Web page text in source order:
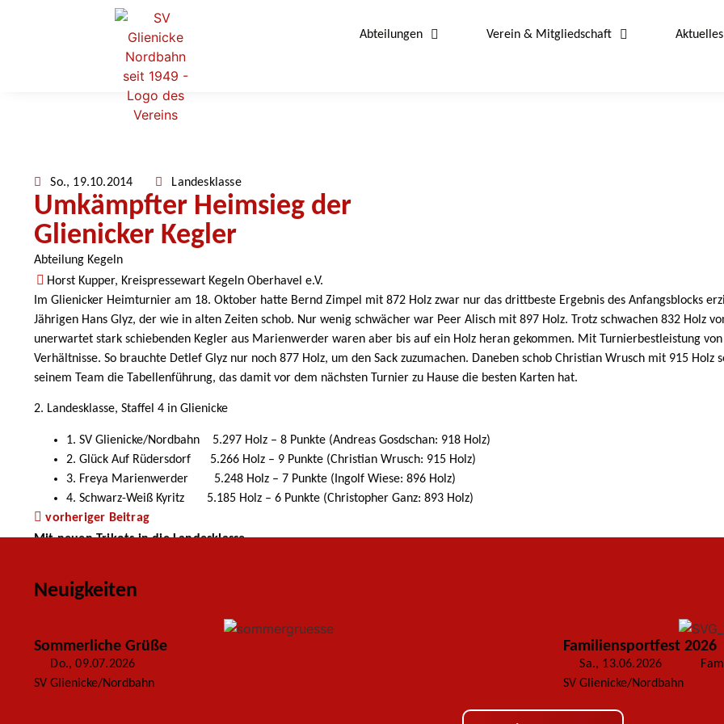
Abteilungen Verein & Mitgliedschaft Aktuelles
So., 19.10.2014 Landesklasse
Umkämpfter Heimsieg der
Glienicker Kegler
Abteilung Kegeln
Horst Kupper, Kreispressewart Kegeln Oberhavel e.V.
Im Glienicker Heimturnier am 18. Oktober hatte Bernd Zimpel mit 872 Holz zwar nur das drittbeste Ergebnis des Anfangsblocks
Jährigen Hans Glyz, der wie in alten Zeiten schob. Nur wenig schwächer war Peer Alisch mit 897 Holz. Trotz schwachen 832 Holz
unerwartet stark schiebenden Kegler aus Marienwerder waren aber bis auf ein Holz heran gekommen. Mit Turnierbestleistung
Verhältnisse. So brauchte Detlef Glyz nur noch 877 Holz, um den Sack zuzumachen. Daneben schob Christian Wrusch mit 915
seinem Team die Tabellenführung, das damit vor dem nächsten Turnier zu Hause die besten Karten hat.
2. Landesklasse, Staffel 4 in Glienicke
1. SV Glienicke/Nordbahn 5.297 Holz – 8 Punkte (Andreas Gosdschan: 918 Holz)
2. Glück Auf Rüdersdorf 5.266 Holz – 9 Punkte (Christian Wrusch: 915 Holz)
3. Freya Marienwerder 5.248 Holz – 7 Punkte (Ingolf Wiese: 896 Holz)
4. Schwarz-Weiß Kyritz 5.185 Holz – 6 Punkte (Christopher Ganz: 893 Holz)
vorheriger Beitrag
Mit neuen Trikots in die Landesklasse
Neuigkeiten
Sommerliche Grüße
Do., 09.07.2026
SV Glienicke/Nordbahn
Familiensportfest 2026
Sa., 13.06.2026
SV Glienicke/Nordbahn